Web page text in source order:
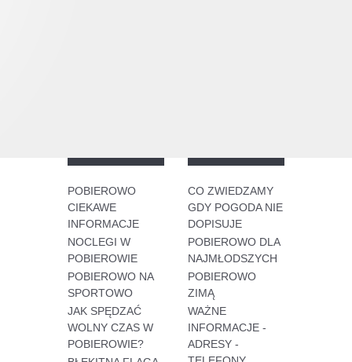
POBIEROWO
CIEKAWE
INFORMACJE
NOCLEGI W
POBIEROWIE
POBIEROWO NA
SPORTOWO
JAK SPĘDZAĆ
WOLNY CZAS W
POBIEROWIE?
CO ZWIEDZAMY
GDY POGODA NIE
DOPISUJE
POBIEROWO DLA
NAJMŁODSZYCH
POBIEROWO
ZIMĄ
WAŻNE
INFORMACJE -
ADRESY -